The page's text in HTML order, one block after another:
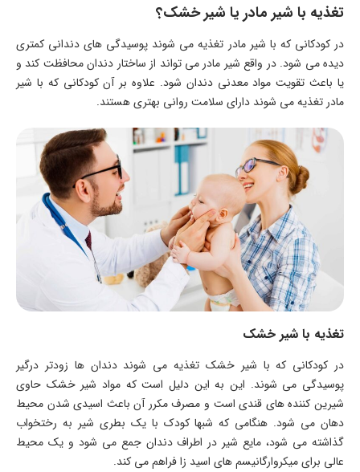
تغذیه با شیر مادر یا شیر خشک؟
در کودکانی که با شیر مادر تغذیه می شوند پوسیدگی های دندانی کمتری
دیده می شود. در واقع شیر مادر می تواند از ساختار دندان محافظت کند و
یا باعث تقویت مواد معدنی دندان شود. علاوه بر آن کودکانی که با شیر
مادر تغذیه می شوند دارای سلامت روانی بهتری هستند.
تغذیه با شیر خشک
در کودکانی که با شیر خشک تغذیه می شوند دندان ها زودتر درگیر
پوسیدگی می شوند. این به این دلیل است که مواد شیر خشک حاوی
شیرین کننده های قندی است و مصرف مکرر آن باعث اسیدی شدن محیط
دهان می شود. هنگامی که شبها کودک با یک بطری شیر به رختخواب
گذاشته می شود، مایع شیر در اطراف دندان جمع می شود و یک محیط
عالی برای میکروارگانیسم های اسید زا فراهم می کند.